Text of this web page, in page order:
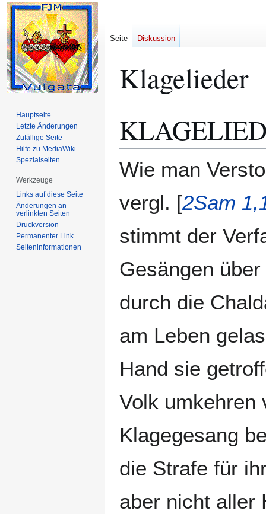
Klagelieder
Navigation
Suche
Wie man
vergl. [2Sam
stimmt der
Gesängen
durch die
am Leben
Hand sie
Volk umkehren
Klagegesang
die Strafe für
aber nicht aller
Seite Diskussion
Hauptseite
Letzte Änderungen
Zufällige Seite
Hilfe zu MediaWiki
Spezialseiten
Werkzeuge
Links auf diese Seite
Änderungen an
verlinkten Seiten
Druckversion
Permanenter Link
Seiten­­informationen